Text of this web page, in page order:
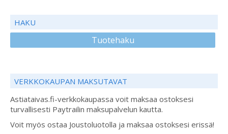
HAKU
Tuotehaku
VERKKOKAUPAN MAKSUTAVAT
Astiataivas.fi-verkkokaupassa voit maksaa ostoksesi
turvallisesti Paytrailin maksupalvelun kautta.
Voit myös ostaa Joustoluotolla ja maksaa ostoksesi erissä!